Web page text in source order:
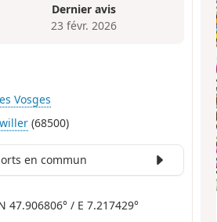
Dernier avis
23 févr. 2026
Vosges
(68500)
en commun
47.906806° / E 7.217429°